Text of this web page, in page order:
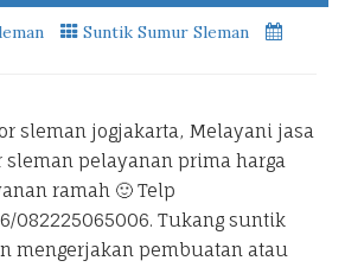
Suntik Sumur Sleman
sleman jogjakarta, Melayani jasa
pelayanan prima harga
ramah 🙂 Telp
082225065006. Tukang suntik
mengerjakan pembuatan atau